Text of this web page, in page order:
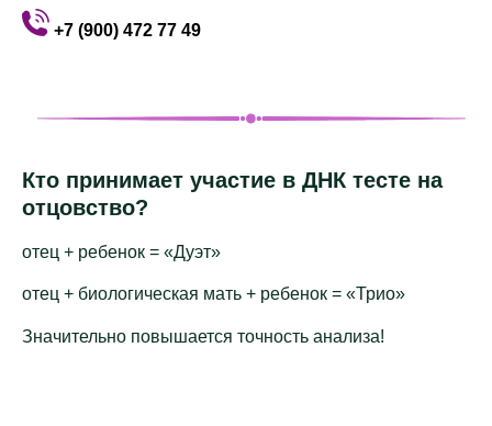
+7 (900) 472 77 49
Кто принимает участие в ДНК тесте на
отцовство?
отец + ребенок = «Дуэт»
отец + биологическая мать + ребенок = «Трио»
Значительно повышается точность анализа!